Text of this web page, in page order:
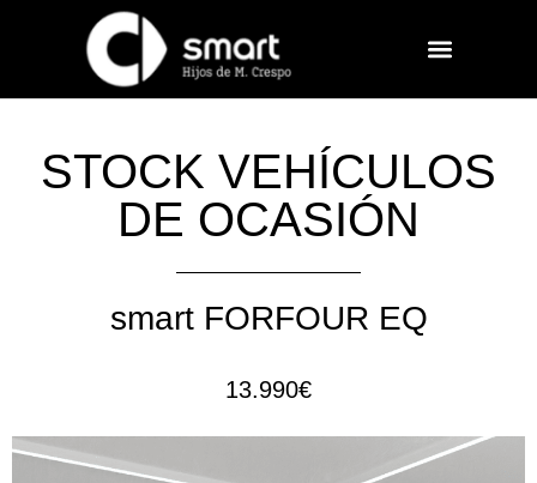
STOCK VEHÍCULOS
DE OCASIÓN
smart FORFOUR EQ
13.990€